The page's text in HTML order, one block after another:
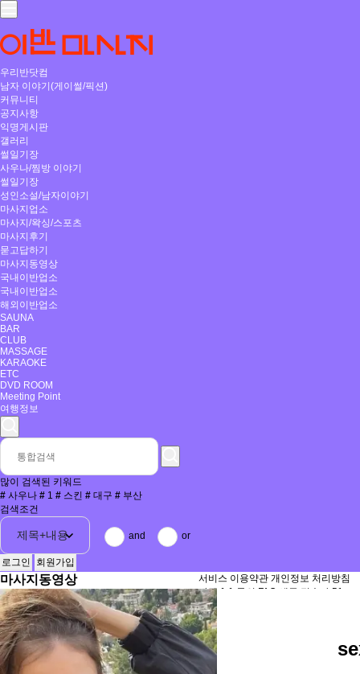
우리반닷컴
남자 이야기(게이썰/픽션)
커뮤니티
공지사항
익명게시판
갤러리
썰일기장
사우나/찜방 이야기
썰일기장
성인소설/남자이야기
마사지업소
마사지/왁싱/스포츠
마사지후기
묻고답하기
마사지동영상
국내이반업소
국내이반업소
해외이반업소
SAUNA
BAR
CLUB
MASSAGE
KARAOKE
ETC
DVD ROOM
Meeting Point
여행정보
많이 검색된 키워드
# 사우나 # 1 # 스킨 # 대구 # 부산
검색조건
and or
로그인 회원가입
마사지동영상 서비스 이용약관 개인정보 처리방침
마켓 1:1 문의 FAQ 새글 접속자 51
서비스 이용약관
개인정보 처리방침